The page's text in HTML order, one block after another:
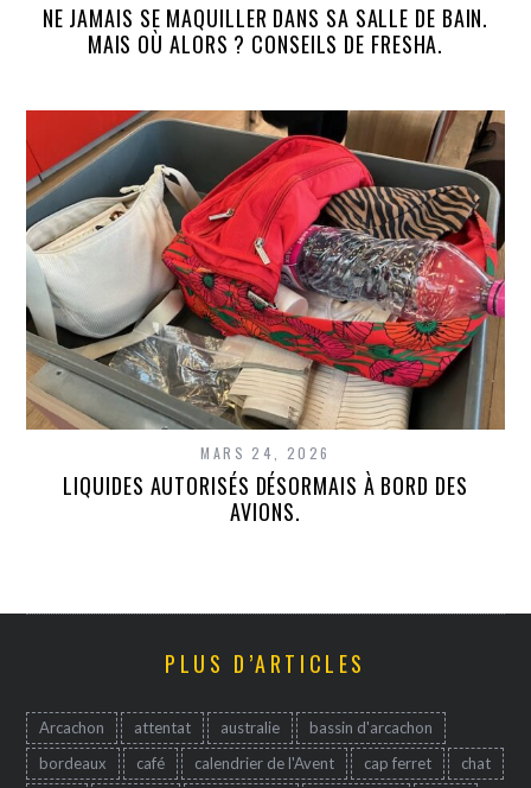
NE JAMAIS SE MAQUILLER DANS SA SALLE DE BAIN.
MAIS OÙ ALORS ? CONSEILS DE FRESHA.
MARS 24, 2026
LIQUIDES AUTORISÉS DÉSORMAIS À BORD DES
AVIONS.
PLUS D’ARTICLES
Arcachon attentat australie
bassin d'arcachon
bordeaux
café calendrier de l'Avent cap ferret
chat